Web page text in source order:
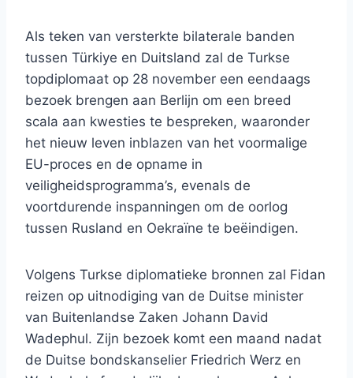
Als teken van versterkte bilaterale banden
tussen Türkiye en Duitsland zal de Turkse
topdiplomaat op 28 november een eendaags
bezoek brengen aan Berlijn om een ​​breed
scala aan kwesties te bespreken, waaronder
het nieuw leven inblazen van het voormalige
EU-proces en de opname in
veiligheidsprogramma’s, evenals de
voortdurende inspanningen om de oorlog
tussen Rusland en Oekraïne te beëindigen.
Volgens Turkse diplomatieke bronnen zal Fidan
reizen op uitnodiging van de Duitse minister
van Buitenlandse Zaken Johann David
Wadephul. Zijn bezoek komt een maand nadat
de Duitse bondskanselier Friedrich Werz en